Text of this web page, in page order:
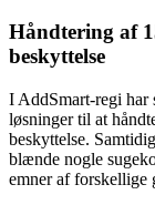
Håndtering af
beskyttelse
I AddSmart-regi har
løsninger til at
beskyttelse.
blænde nogle
emner af forskellige